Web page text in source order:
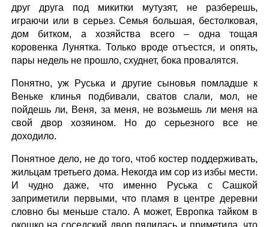
друг друга под микитки мутузят, не разберешь,
играючи или в серьез. Семья большая, бестолковая,
дом битком, а хозяйства всего – одна тощая
коровенка Лунятка. Только вроде отъестся, и опять,
пары недель не прошло, схуднет, бока провалятся.
Понятно, уж Руська и другие сыновья помладше к
Веньке клинья подбивали, сватов слали, мол, не
пойдешь ли, Веня, за меня, не возьмешь ли меня на
свой двор хозяином. Но до серьезного все не
доходило.
Понятное дело, не до того, чтоб костер поддерживать,
жильцам третьего дома. Некогда им сор из избы мести.
И чудно даже, что именно Руська с Сашкой
заприметили первыми, что пламя в центре деревни
словно бы меньше стало. А может, Европка тайком в
окошко на соседский двор пялилась и приметила, что